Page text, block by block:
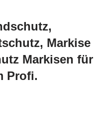
Markise
Markisen für
Profi.